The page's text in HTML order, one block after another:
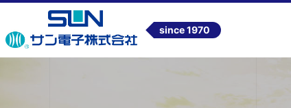
since 1970